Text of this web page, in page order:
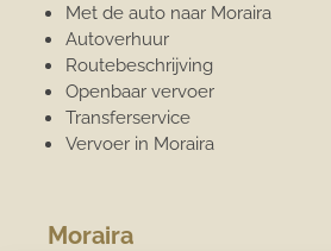
Met de auto naar Moraira
Autoverhuur
Routebeschrijving
Openbaar vervoer
Transferservice
Vervoer in Moraira
Moraira